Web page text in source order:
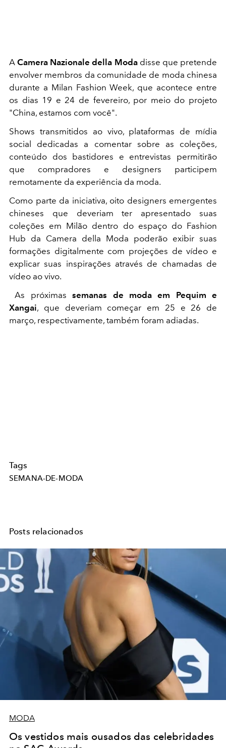
ACamera Nazionale della Modadisse que pretende
envolver membros da comunidade de moda chinesa
durante a Milan Fashion Week, que acontece entre
os dias 19 e 24 de fevereiro, por meio do projeto
"China, estamos com você".
Shows transmitidos ao vivo, plataformas de mídia
social dedicadas a comentar sobre as coleções,
conteúdo dos bastidores e entrevistas permitirão
que compradores e designers participem
remotamente da experiência da moda.
Como parte da iniciativa, oito designers emergentes
chineses que deveriam ter apresentado suas
coleções em Milão dentro do espaço do Fashion
Hub da Camera della Moda poderão exibir suas
formações digitalmente com projeções de vídeo e
explicar suas inspirações através de chamadas de
vídeo ao vivo.
As próximassemanas de moda em Pequim e
Xangai, que deveriam começar em 25 e 26 de
março, respectivamente, também foram adiadas.
Tags
SEMANA-DE-MODA
Posts relacionados
MODA
Os vestidos mais ousados das celebridades